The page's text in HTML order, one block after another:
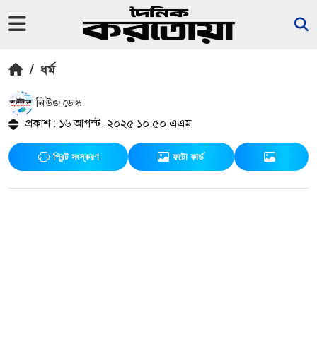
/ ধর্ম
নিউজ ডেস্ক
প্রকাশ : ১৬ আগস্ট, ২০২৫ ১০:৫০ এএম
প্রিন্ট সংস্করণ ফটো কার্ড